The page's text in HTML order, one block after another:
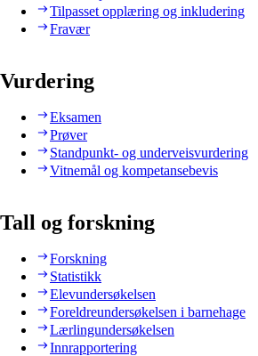
Tilpasset opplæring og inkludering
Fravær
Vurdering
Eksamen
Prøver
Standpunkt- og underveisvurdering
Vitnemål og kompetansebevis
Tall og forskning
Forskning
Statistikk
Elevundersøkelsen
Foreldreundersøkelsen i barnehage
Lærlingundersøkelsen
Innrapportering